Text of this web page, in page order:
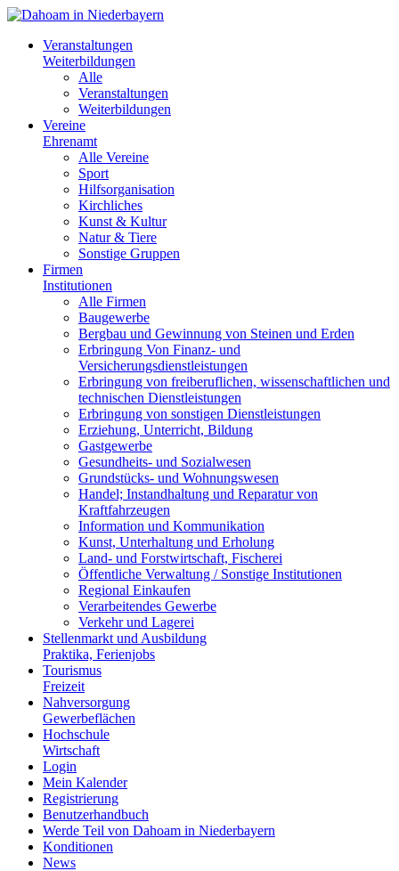
Veranstaltungen
Weiterbildungen
Alle
Veranstaltungen
Weiterbildungen
Vereine
Ehrenamt
Alle Vereine
Sport
Hilfsorganisation
Kirchliches
Kunst & Kultur
Natur & Tiere
Sonstige Gruppen
Firmen
Institutionen
Alle Firmen
Baugewerbe
Bergbau und Gewinnung von Steinen und Erden
Erbringung Von Finanz- und
Versicherungsdienstleistungen
Erbringung von freiberuflichen, wissenschaftlichen und
technischen Dienstleistungen
Erbringung von sonstigen Dienstleistungen
Erziehung, Unterricht, Bildung
Gastgewerbe
Gesundheits- und Sozialwesen
Grundstücks- und Wohnungswesen
Handel; Instandhaltung und Reparatur von
Kraftfahrzeugen
Information und Kommunikation
Kunst, Unterhaltung und Erholung
Land- und Forstwirtschaft, Fischerei
Öffentliche Verwaltung / Sonstige Institutionen
Regional Einkaufen
Verarbeitendes Gewerbe
Verkehr und Lagerei
Stellenmarkt und Ausbildung
Praktika, Ferienjobs
Tourismus
Freizeit
Nahversorgung
Gewerbeflächen
Hochschule
Wirtschaft
Login
Mein Kalender
Registrierung
Benutzerhandbuch
Werde Teil von Dahoam in Niederbayern
Konditionen
News